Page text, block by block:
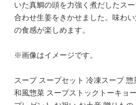
いた真鯛の頭を力強く煮だしたス
合わせ生姜をきかせました。味わ
の食感が楽しめます。
※画像はイメージです。
スープ スープセット 冷凍スープ
和風惣菜 スープストックトーキョ